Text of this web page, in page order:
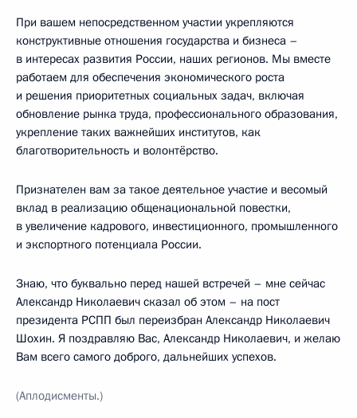
При вашем непосредственном участии укрепляются
конструктивные отношения государства и бизнеса –
в интересах развития России, наших регионов. Мы вместе
работаем для обеспечения экономического роста
и решения приоритетных социальных задач, включая
обновление рынка труда, профессионального образования,
укрепление таких важнейших институтов, как
благотворительность и волонтёрство.
Признателен вам за такое деятельное участие и весомый
вклад в реализацию общенациональной повестки,
в увеличение кадрового, инвестиционного, промышленного
и экспортного потенциала России.
Знаю, что буквально перед нашей встречей – мне сейчас
Александр Николаевич сказал об этом – на пост
президента РСПП был переизбран Александр Николаевич
Шохин. Я поздравляю Вас, Александр Николаевич, и желаю
Вам всего самого доброго, дальнейших успехов.
(Аплодисменты.)